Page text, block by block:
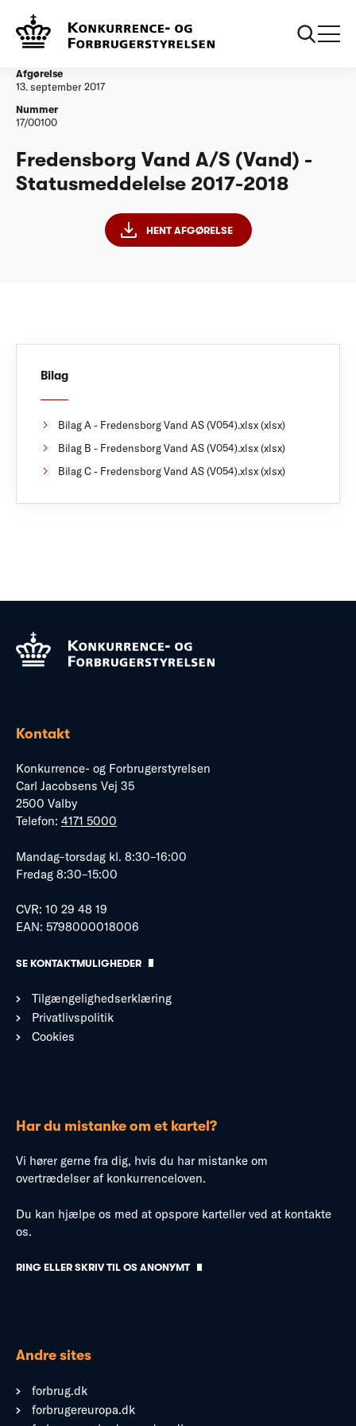
Vandtilsyn
2018
Afgørelse
13. september 2017
Nummer
17/00100
Fredensborg Vand A/S (Vand) -
Statusmeddelelse 2017-2018
HENT AFGØRELSE
Bilag
Bilag A - Fredensborg Vand AS (V054).xlsx (xlsx)
Bilag B - Fredensborg Vand AS (V054).xlsx (xlsx)
Bilag C - Fredensborg Vand AS (V054).xlsx (xlsx)
Kontakt
Konkurrence- og Forbrugerstyrelsen
Carl Jacobsens Vej 35
2500 Valby
Telefon: 4171 5000
Mandag–torsdag kl. 8:30–16:00
Fredag 8:30–15:00
CVR: 10 29 48 19
EAN: 5798000018006
SE KONTAKTMULIGHEDER
Tilgængelighedserklæring
Privatlivspolitik
Cookies
Har du mistanke om et kartel?
Vi hører gerne fra dig, hvis du har mistanke om
overtrædelser af konkurrenceloven.
Du kan hjælpe os med at opspore karteller ved at kontakte
os.
RING ELLER SKRIV TIL OS ANONYMT
Andre sites
forbrug.dk
forbrugereuropa.dk